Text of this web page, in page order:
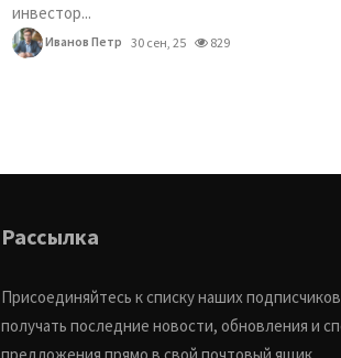
инвестор...
Иванов Петр 30 сен, 25 829
Рассылка
Присоединяйтесь к списку наших
получать последние новости, обновления и